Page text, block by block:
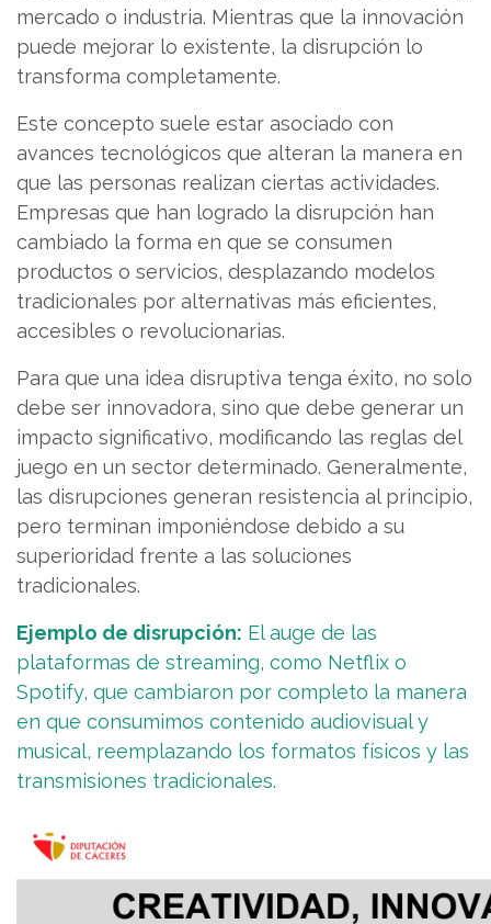
mercado o industria. Mientras que la innovación
puede mejorar lo existente, la disrupción lo
transforma completamente.
Este concepto suele estar asociado con
avances tecnológicos que alteran la manera en
que las personas realizan ciertas actividades.
Empresas que han logrado la disrupción han
cambiado la forma en que se consumen
productos o servicios, desplazando modelos
tradicionales por alternativas más eficientes,
accesibles o revolucionarias.
Para que una idea disruptiva tenga éxito, no solo
debe ser innovadora, sino que debe generar un
impacto significativo, modificando las reglas del
juego en un sector determinado. Generalmente,
las disrupciones generan resistencia al principio,
pero terminan imponiéndose debido a su
superioridad frente a las soluciones
tradicionales.
Ejemplo de disrupción: El auge de las
plataformas de streaming, como Netflix o
Spotify, que cambiaron por completo la manera
en que consumimos contenido audiovisual y
musical, reemplazando los formatos físicos y las
transmisiones tradicionales.